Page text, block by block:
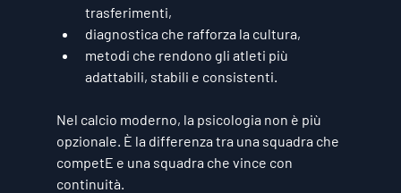
trasferimenti,
diagnostica che rafforza la cultura,
metodi che rendono gli atleti più
adattabili, stabili e consistenti.
Nel calcio moderno, la psicologia non è più
opzionale. È la differenza tra una squadra che
competE e una squadra che vince con
continuità.